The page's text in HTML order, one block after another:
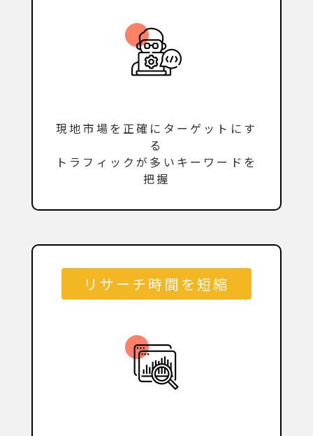
現地市場を正確にターゲットにす
る
トラフィックが多いキーワードを
把握
リサーチ時間を短縮